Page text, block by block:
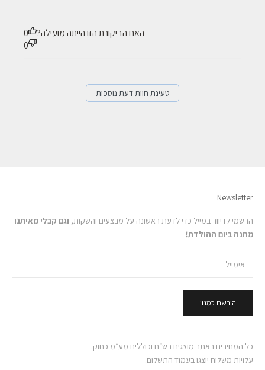
האם הביקורת הזו הייתה מועילה?
0
0
טעינת חוות דעת נוספות
Newsletter
הרשמי לדיוור במייל כדי לדעת ראשונה על מבצעים והשקות, וגם קבלי מאיתנו
מתנה ביום ההולדת!
הירשם כמנוי
כל המחירים באתר מוצגים בש״ח וכוללים מע״מ כחוק.
עלויות משלוח יוצגו בעמוד התשלום.